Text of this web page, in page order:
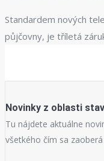
Standardem nových
půjčovny, je tříletá
Novinky z oblasti
Tu nájdete aktuálne
všetkého čím sa